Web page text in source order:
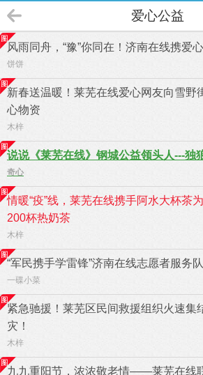
爱心公益
风雨同舟，“豫”你同在！济南在线携爱
饼饼
新春送温暖！莱芜在线爱心网友向雪野
心物资
木梓
说说《莱芜在线》钢城公益领头人---独
奇心
情暖“疫”线，莱芜在线携手阿水大杯茶
200杯热奶茶
木梓
“军民携手学雷锋”济南在线志愿者服务
一碟小菜
紧急驰援！莱芜区民间救援组织火速集
灾！
木梓
九九重阳节，浓浓敬老情——莱芜在线